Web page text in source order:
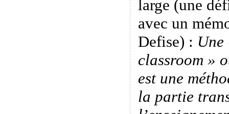
large (une
avec un
Defise) :
classroom »
est une
la partie